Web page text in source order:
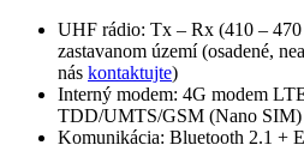
UHF rádio: Tx – Rx (410 –
zastavanom území (osadené,
nás kontaktujte)
Interný modem: 4G modem
TDD/UMTS/GSM (Nano SIM)
Komunikácia: Bluetooth 2.1 +